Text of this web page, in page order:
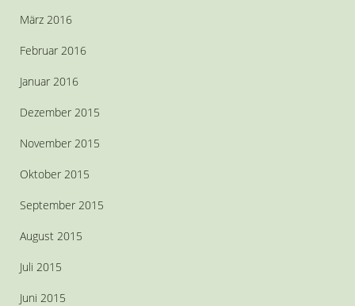
März 2016
Februar 2016
Januar 2016
Dezember 2015
November 2015
Oktober 2015
September 2015
August 2015
Juli 2015
Juni 2015